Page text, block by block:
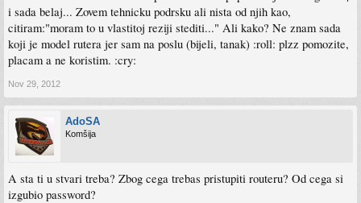
i sada belaj... Zovem tehnicku podrsku ali nista od njih kao,
citiram:"moram to u vlastitoj reziji stediti..." Ali kako? Ne znam sada
koji je model rutera jer sam na poslu (bijeli, tanak) :roll: plzz pomozite,
placam a ne koristim. :cry:
Nov 29, 2012
AdoSA
Komšija
A sta ti u stvari treba? Zbog cega trebas pristupiti routeru? Od cega si
izgubio password?